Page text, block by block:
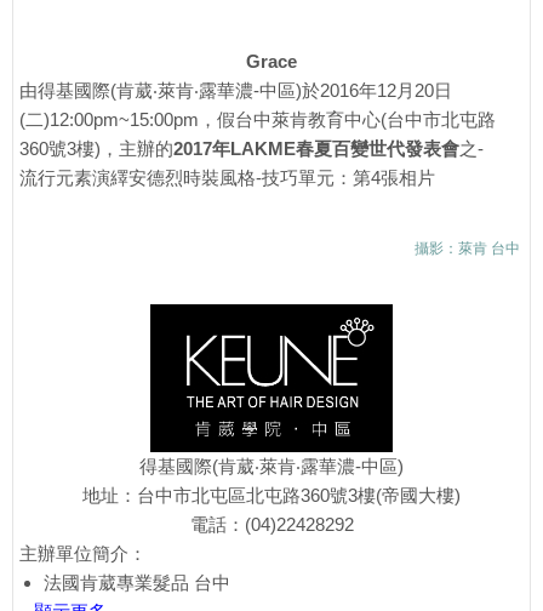
Grace
由得基國際(肯葳‧萊肯‧露華濃-中區)於2016年12月20日
(二)12:00pm~15:00pm，假台中萊肯教育中心(台中市北屯路
360號3樓)，主辦的2017年LAKME春夏百變世代發表會之-
流行元素演繹安德烈時裝風格-技巧單元：第4張相片
攝影：萊肯 台中
得基國際(肯葳‧萊肯‧露華濃-中區)
地址：台中市北屯區北屯路360號3樓(帝國大樓)
電話：(04)22428292
主辦單位簡介：
法國肯葳專業髮品 台中